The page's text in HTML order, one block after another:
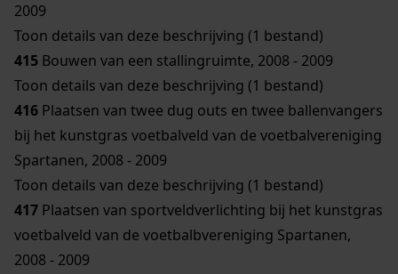
2009
Toon details van deze beschrijving (1 bestand)
415 Bouwen van een stallingruimte, 2008 - 2009
Toon details van deze beschrijving (1 bestand)
416 Plaatsen van twee dug outs en twee ballenvangers
bij het kunstgras voetbalveld van de voetbalvereniging
Spartanen, 2008 - 2009
Toon details van deze beschrijving (1 bestand)
417 Plaatsen van sportveldverlichting bij het kunstgras
voetbalveld van de voetbalbvereniging Spartanen,
2008 - 2009